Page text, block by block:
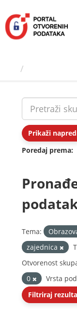
sadržaj
Prikaži
Poredaj prema
Tema:
zajednica
Otvorenost
0
Vrsta
Filtriraj